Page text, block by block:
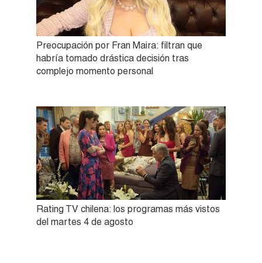
Preocupación por Fran Maira: filtran que
habría tomado drástica decisión tras
complejo momento personal
Rating TV chilena: los programas más vistos
del martes 4 de agosto